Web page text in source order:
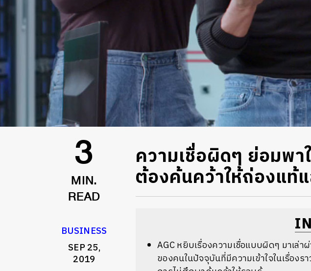
3
MIN.
READ
BUSINESS
SEP 25,
2019
ความเชื่อผิดๆ ย่อมพา
ต้องค้นคว้าให้ถ่องแท้
AGC หยิบเรื่องความเชื่อแบบผิดๆ มาเล่
ของคนในปัจจุบันที่มีความเข้าใจในเรื่อง